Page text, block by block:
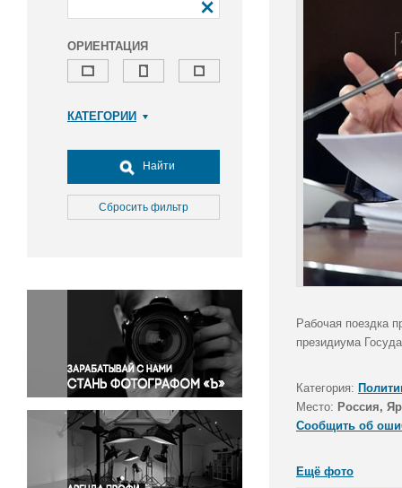
ОРИЕНТАЦИЯ
КАТЕГОРИИ
Досуг, туризм и отдых
Культура
Медицина
Окружающая среда
Политика
Правосудие
Происшествия и конфликты
Религия
Светская жизнь
Спорт
Экология
Экономика и бизнес
Найти
Сбросить фильтр
Рабочая поездка
президиума
Категория:
Место: Россия,
Сообщить об
Ещё фото